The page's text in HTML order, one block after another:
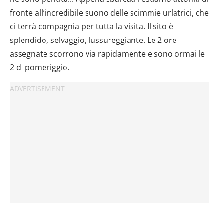
Utilizziamo i cookie per personalizzare contenuti ed
annunci, per fornire funzionalità dei social media e per
analizzare il nostro traffico. Condividiamo inoltre
informazioni sul modo in cui utilizzi il nostro sito con i
nostri partner che si occupano di analisi dei dati web,
fronte all’incredibile suono delle scimmie urlatrici, che
ci terrà compagnia per tutta la visita. Il sito è
splendido, selvaggio, lussureggiante. Le 2 ore
assegnate scorrono via rapidamente e sono ormai le
2 di pomeriggio.